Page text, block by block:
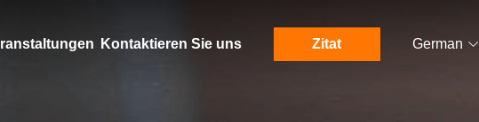
Kontaktieren Sie uns Zitat German